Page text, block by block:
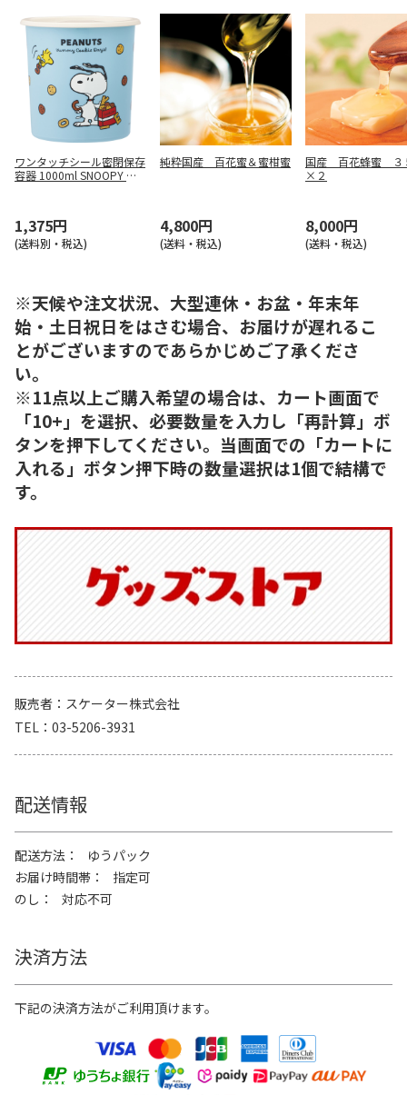
ワンタッチシール密閉保存
容器 1000ml SNOOPY ク
1,375円
(送料別・税込)
純粋国産 百花蜜＆蜜柑蜜
4,800円
(送料・税込)
国産 百花蜂蜜 ３
×２
8,000円
(送料・税込)
※天候や注文状況、大型連休・お盆・年末年
始・土日祝日をはさむ場合、お届けが遅れるこ
とがございますのであらかじめご了承くださ
い。
※11点以上ご購入希望の場合は、カート画面で
「10+」を選択、必要数量を入力し「再計算」ボ
タンを押下してください。当画面での「カートに
入れる」ボタン押下時の数量選択は1個で結構で
す。
販売者
スケーター株式会社
TEL
03-5206-3931
配送情報
配送方法
ゆうパック
お届け時間帯
指定可
のし
対応不可
決済方法
下記の決済方法がご利用頂けます。